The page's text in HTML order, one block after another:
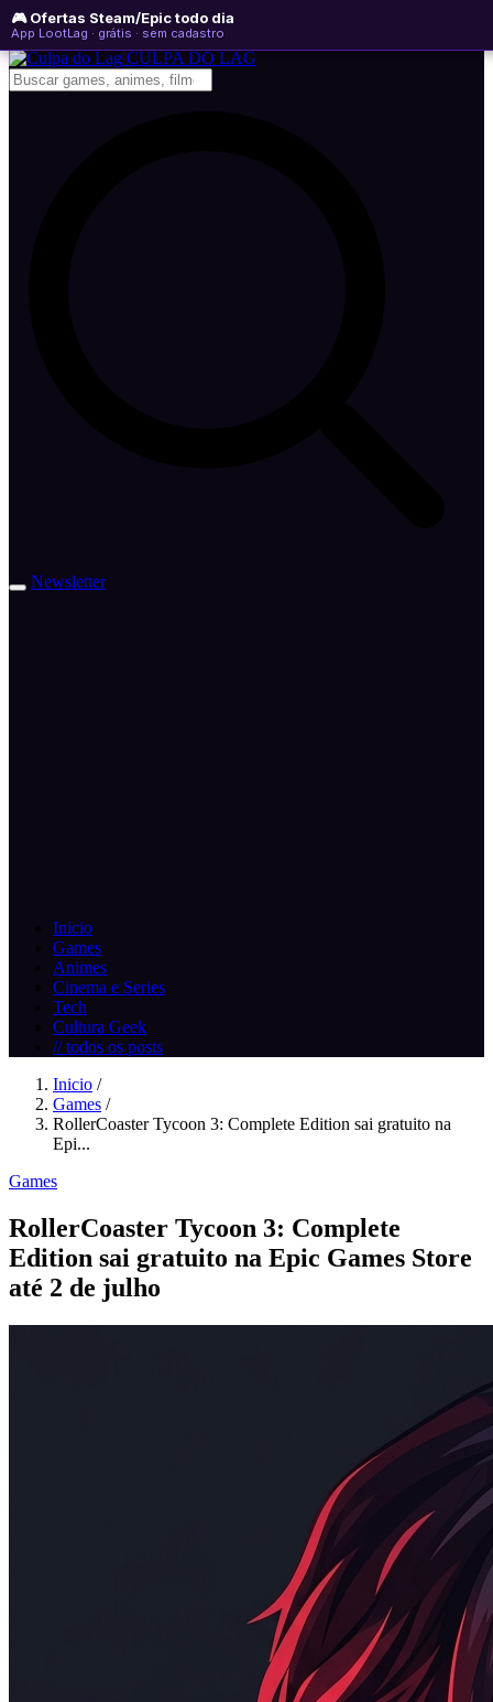
🎮 Ofertas Steam/Epic todo dia
App LootLag · grátis · sem cadastro
segunda-feira, 10 de agosto de 2026
Newsletter
CULPA DO LAG
Newsletter
Inicio
Games
Animes
Cinema e Series
Tech
Cultura Geek
// todos os posts
Inicio /
Games /
RollerCoaster Tycoon 3: Complete Edition sai gratuito na
Epi...
Games
RollerCoaster Tycoon 3: Complete
Edition sai gratuito na Epic Games Store
até 2 de julho